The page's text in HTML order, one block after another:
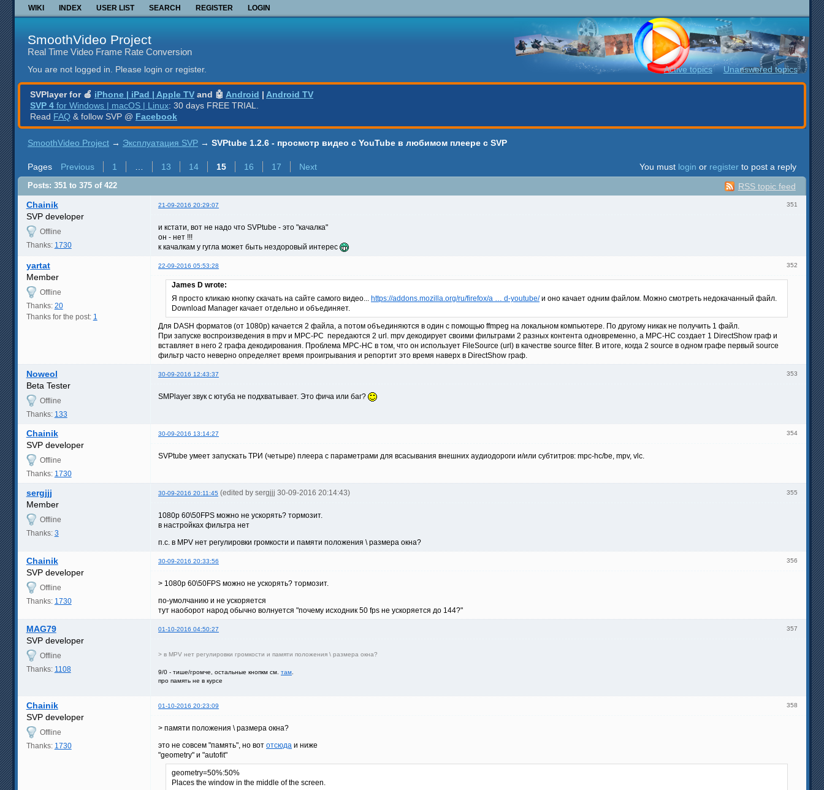
WIKI INDEX USER LIST SEARCH REGISTER LOGIN
SmoothVideo Project
Real Time Video Frame Rate Conversion
You are not logged in. Please login or register. Active topics Unanswered topics
SVPlayer for 🍎 iPhone | iPad | Apple TV and 🤖 Android | Android TV
SVP 4 for Windows | macOS | Linux: 30 days FREE TRIAL.
Read FAQ & follow SVP @ Facebook
SmoothVideo Project → Эксплуатация SVP → SVPtube 1.2.6 - просмотр видео с YouTube в любимом плеере с SVP
Pages Previous 1 13 14 15 16 17 Next You must login or register to post a reply
RSS topic feed
Posts: 351 to 375 of 422
351
Chainik 21-09-2016 20:29:07
SVP developer
Offline
Thanks: 1730
и кстати, вот не надо что SVPtube - это "качалка"
он - нет !!!
к качалкам у гугла может быть нездоровый интерес
352
yartat 22-09-2016 05:53:28
Member
Offline
Thanks: 20
Thanks for the post: 1
James D wrote:
Я просто кликаю кнопку скачать на сайте самого видео... https://addons.mozilla.org/ru/firefox/a … d-youtube/и оно качает одним файлом. Можно смотреть недокачанный файл.
Download Manager качает отдельно и объединяет.
Для DASH форматов (от 1080p) качается 2 файла, а потом объединяются в один с помощью ffmpeg на локальном компьютере. По другому никак не получить 1 файл.
При запуске воспроизведения в mpv и MPC-РС передаются 2 url. mpv декодирует своими фильтрами 2 разных контента одновременно, а MPC-HC создает 1 DirectShow граф и
вставляет в него 2 графа декодирования. Проблема MPC-HC в том, что он использует FileSource (url) в качестве source filter. В итоге, когда 2 source в одном графе первый source
фильтр часто неверно определяет время проигрывания и репортит это время наверх в DirectShow граф.
353
Noweol 30-09-2016 12:43:37
Beta Tester
Offline
Thanks: 133
SMPlayer звук с ютуба не подхватывает. Это фича или баг?
354
Chainik 30-09-2016 13:14:27
SVP developer
Offline
Thanks: 1730
SVPtube умеет запускать ТРИ (четыре) плеера с параметрами для всасывания внешних аудиодороги и/или субтитров: mpc-hc/be, mpv, vlc.
355
sergjjj 30-09-2016 20:11:45 (edited by sergjjj 30-09-2016 20:14:43)
Member
Offline
Thanks: 3
1080p 60\50FPS можно не ускорять? тормозит.
в настройках фильтра нет
п.с. в MPV нет регулировки громкости и памяти положения \ размера окна?
356
Chainik 30-09-2016 20:33:56
SVP developer
Offline
Thanks: 1730
> 1080p 60\50FPS можно не ускорять? тормозит.
по-умолчанию и не ускоряется
тут наоборот народ обычно волнуется "почему исходник 50 fps не ускоряется до 144?"
357
MAG79 01-10-2016 04:50:27
SVP developer
Offline
Thanks: 1108
> в MPV нет регулировки громкости и памяти положения \ размера окна?
9/0 - тише/громче, остальные кнопкм см. там
про память не в курсе
358
Chainik 01-10-2016 20:23:09
SVP developer
Offline
Thanks: 1730
> памяти положения \ размера окна?
это не совсем "память", но вот отсюда и ниже
"geometry" и "autofit"
geometry=50%:50%
Places the window in the middle of the screen.